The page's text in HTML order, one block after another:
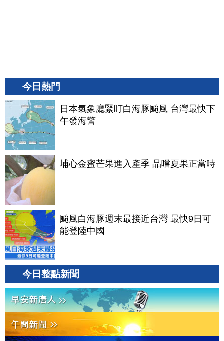
今日熱門
日本氣象廳緊盯白海豚颱風 台灣最快下
午發海警
埔心金蜜芒果進入產季 品嚐夏果正當時
颱風白海豚週末最接近台灣 最快9日可
能登陸中國
今日整點新聞